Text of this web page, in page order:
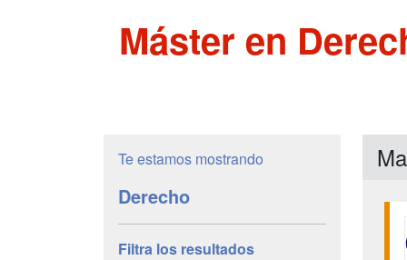
Máster en
Te estamos mostrando
Derecho
Filtra los resultados